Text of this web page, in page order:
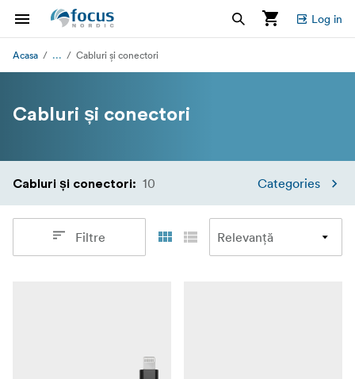
Log in
Acasa ... Cabluri și conectori
Cabluri și conectori
Cabluri și conectori: 10 Categories
Filtre